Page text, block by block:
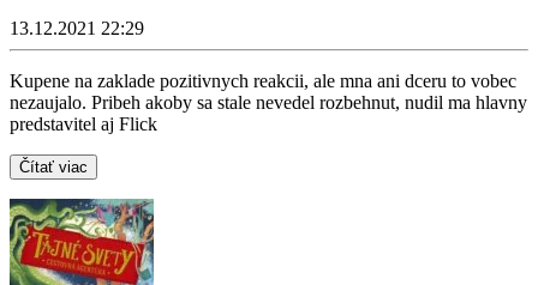
13.12.2021 22:29
Kupene na zaklade pozitivnych reakcii, ale mna ani dceru to vobec
nezaujalo. Pribeh akoby sa stale nevedel rozbehnut, nudil ma hlavny
predstavitel aj Flick
Čítať viac